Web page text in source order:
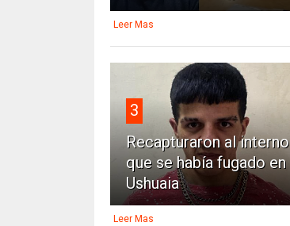
Leer Mas
3
Recapturaron al interno
que se había fugado en
Ushuaia
Leer Mas